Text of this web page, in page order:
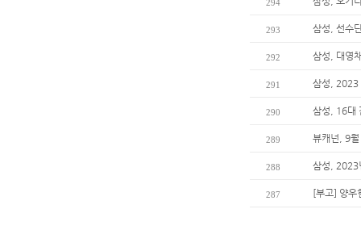
294
293 삼성, 선수
292 삼성, 대영
291 삼성, 2023
290 삼성, 16대
289 뷰캐넌, 9
288 삼성, 2023
287 [부고] 양우